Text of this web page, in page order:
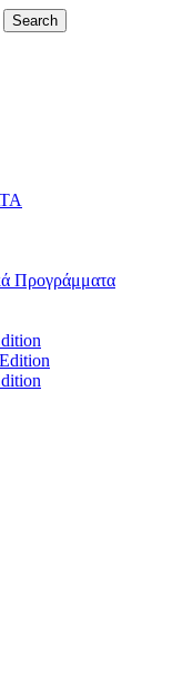
Search
Προγράμματα